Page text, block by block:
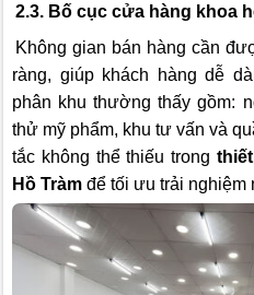
2.3. Bố cục cửa hàng khoa
Không gian bán hàng cần
ràng, giúp khách hàng dễ
phân khu thường thấy gồm:
thử mỹ phẩm, khu tư vấn và
tắc không thể thiếu trong
Hồ Tràm để tối ưu trải nghiệm